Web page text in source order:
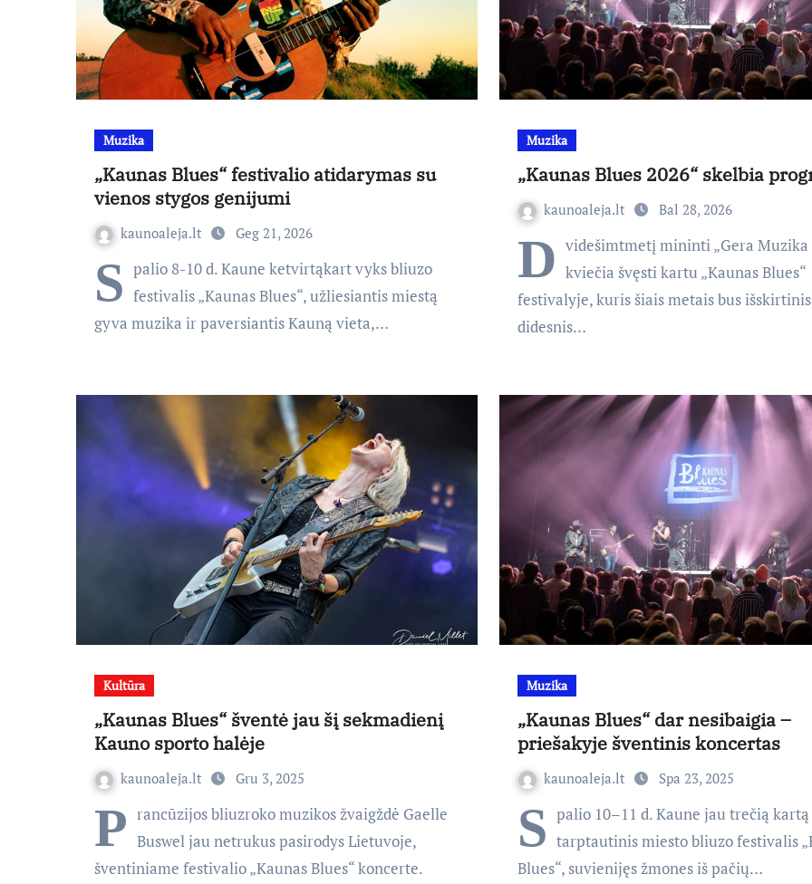
Muzika
„Kaunas Blues“ festivalio atidarymas su
vienos stygos genijumi
kaunoaleja.lt Geg 21, 2026
S palio 8-10 d. Kaune ketvirtąkart vyks bliuzo
festivalis „Kaunas Blues“, užliesiantis miestą
gyva muzika ir paversiantis Kauną vieta,…
Muzika
„Kaunas Blues 2026“ skelbia
kaunoaleja.lt Bal 28, 2026
D videšimtmetį mininti „Gera Muzika
kviečia švęsti kartu „Kaunas Blues“
festivalyje, kuris šiais metais bus
didesnis…
Kultūra
„Kaunas Blues“ šventė jau šį sekmadienį
Kauno sporto halėje
kaunoaleja.lt Gru 3, 2025
P rancūzijos bliuzroko muzikos žvaigždė Gaelle
Buswel jau netrukus pasirodys Lietuvoje,
šventiniame festivalio „Kaunas Blues“ koncerte.
Muzika
„Kaunas Blues“ dar nesibaigia –
priešakyje šventinis koncertas
kaunoaleja.lt Spa 23, 2025
S palio 10–11 d. Kaune jau trečią
tarptautinis miesto bliuzo festivalis
Blues“, suvienijęs žmones iš pačių…